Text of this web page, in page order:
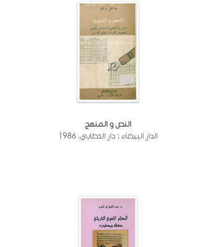
النص و المنهج
الدار البيضاء : دار الخطابي، 1986